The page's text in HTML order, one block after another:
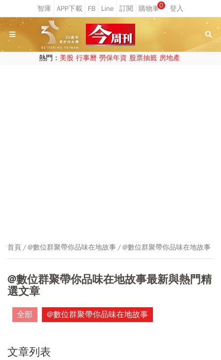
0
熱門： 美股 行事曆 勞保年資 股票抽籤 房地產
首頁 @數位群聚帶你品味在地故事 @數位群聚帶你品味在地故事
@數位群聚帶你品味在地故事最新與熱門精
選文章
全部 @數位群聚帶你品味在地故事
文章列表